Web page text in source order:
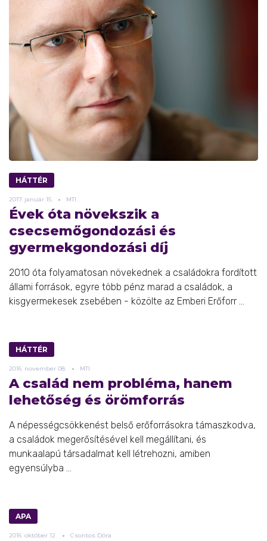
HÁTTÉR
2017. január 15. MTI
Évek óta növekszik a
csecsemőgondozási és
gyermekgondozási díj
2010 óta folyamatosan növekednek a családokra fordított
állami források, egyre több pénz marad a családok, a
kisgyermekesek zsebében - közölte az Emberi Erőforr ...
HÁTTÉR
2016. november 08. MTI
A család nem probléma, hanem
lehetőség és örömforrás
A népességcsökkenést belső erőforrásokra támaszkodva,
a családok megerősítésével kell megállítani, és
munkaalapú társadalmat kell létrehozni, amiben
egyensúlyba ...
APA
2016. október 12. Csontos Dóra